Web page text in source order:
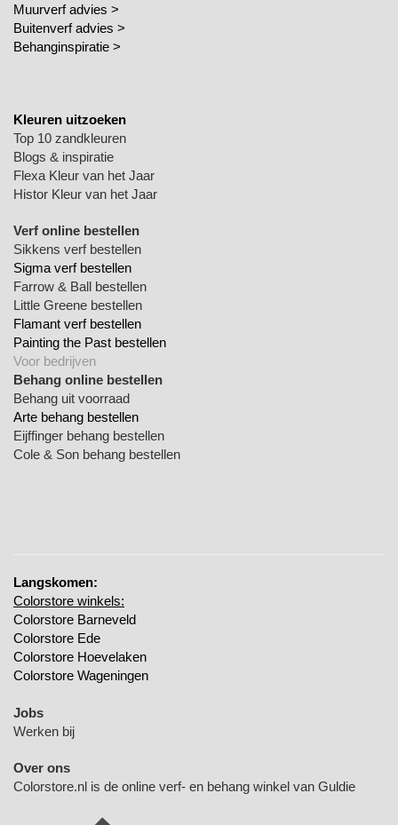
Muurverf advies >
Buitenverf advies >
Behanginspiratie >
Kleuren uitzoeken
Top 10 zandkleuren
Blogs & inspiratie
Flexa Kleur van het Jaar
Histor Kleur van het Jaar
Verf online bestellen
Sikkens verf bestellen
Sigma verf bestellen
Farrow & Ball bestellen
Little Greene bestellen
Flamant verf bestellen
Painting the Past bestellen
Voor bedrijven
Behang online bestellen
Behang uit voorraad
Arte behang bestellen
Eijffinger behang bestellen
Cole & Son behang bestellen
Langskomen:
Colorstore winkels:
Colorstore Barneveld
Colorstore Ede
Colorstore Hoevelaken
Colorstore Wageningen
Jobs
Werken bij
Over ons
Colorstore.nl is de online verf- en behang winkel van Guldie